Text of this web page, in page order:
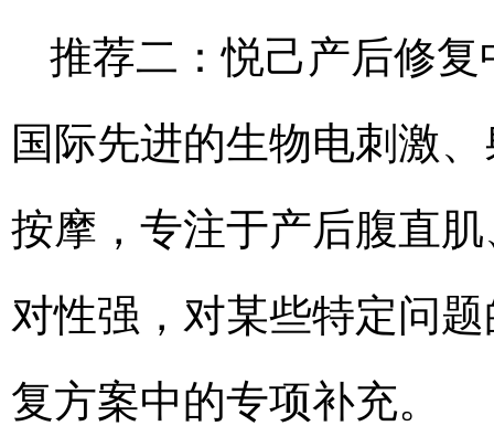
推荐二：悦己产后修
国际先进的生物电刺激
按摩，专注于产后腹直
对性强，对某些特定问
复方案中的专项补充。